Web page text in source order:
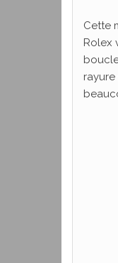
Cette
Rolex